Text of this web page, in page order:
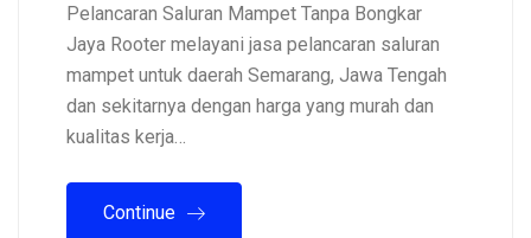
Pelancaran Saluran Mampet Tanpa Bongkar
Jaya Rooter melayani jasa pelancaran saluran
mampet untuk daerah Semarang, Jawa Tengah
dan sekitarnya dengan harga yang murah dan
kualitas kerja…
Continue